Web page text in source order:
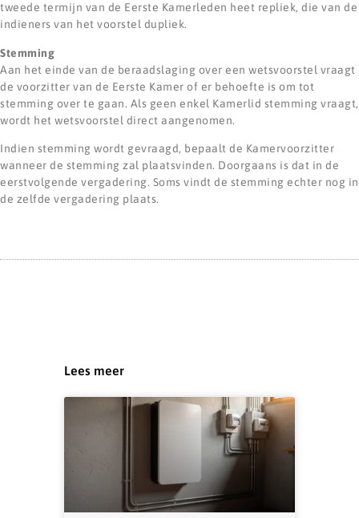
tweede termijn van de Eerste Kamerleden heet repliek, die van de
indieners van het voorstel dupliek.
Stemming
Aan het einde van de beraadslaging over een wetsvoorstel vraagt
de voorzitter van de Eerste Kamer of er behoefte is om tot
stemming over te gaan. Als geen enkel Kamerlid stemming vraagt,
wordt het wetsvoorstel direct aangenomen.
Indien stemming wordt gevraagd, bepaalt de Kamervoorzitter
wanneer de stemming zal plaatsvinden. Doorgaans is dat in de
eerstvolgende vergadering. Soms vindt de stemming echter nog in
de zelfde vergadering plaats.
Lees meer